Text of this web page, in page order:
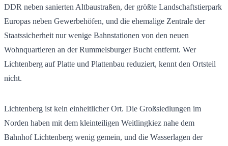
DDR neben sanierten Altbaustraßen, der größte Landschaftstierpark
Europas neben Gewerbehöfen, und die ehemalige Zentrale der
Staatssicherheit nur wenige Bahnstationen von den neuen
Wohnquartieren an der Rummelsburger Bucht entfernt. Wer
Lichtenberg auf Platte und Plattenbau reduziert, kennt den Ortsteil
nicht.
Lichtenberg ist kein einheitlicher Ort. Die Großsiedlungen im
Norden haben mit dem kleinteiligen Weitlingkiez nahe dem
Bahnhof Lichtenberg wenig gemein, und die Wasserlagen der